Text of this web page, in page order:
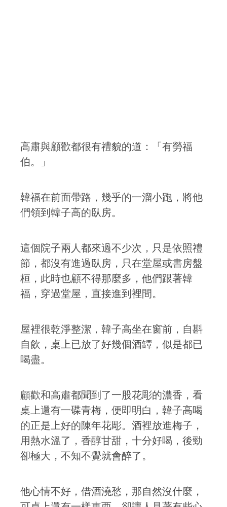
高肅與顧歡都很有禮貌的道：「有勞福
伯。」
韓福在前面帶路，幾乎的一溜小跑，將他
們領到韓子高的臥房。
這個院子兩人都來過不少次，只是依照禮
節，都沒有進過臥房，只在堂屋或書房盤
桓，此時也顧不得那麼多，他們跟著韓
福，穿過堂屋，直接進到裡間。
屋裡很乾淨整潔，韓子高坐在窗前，自斟
自飲，桌上已放了好幾個酒罈，似是都已
喝盡。
顧歡和高肅都聞到了一股花彫的濃香，看
桌上還有一碟青梅，便即明白，韓子高喝
的正是上好的陳年花彫。酒裡放進梅子，
用熱水溫了，香醇甘甜，十分好喝，後勁
卻極大，不知不覺就會醉了。
他心情不好，借酒澆愁，那自然沒什麼，